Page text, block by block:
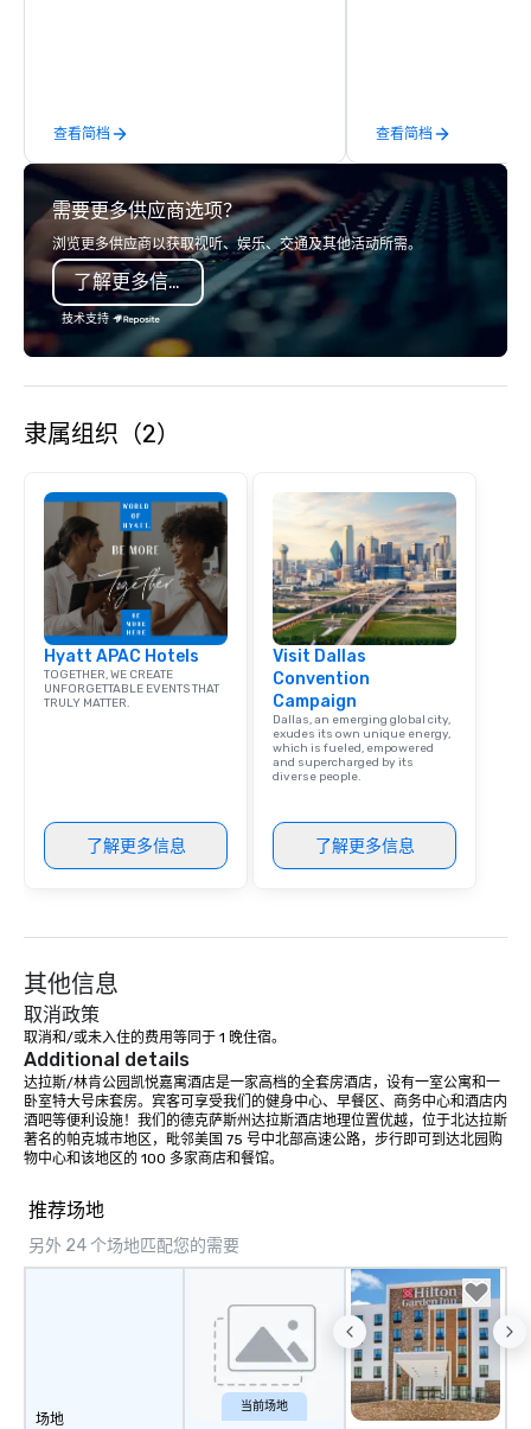
查看简档
fleet, nationwide
modern technology
to deliver reliable,
experiences. We also
hotel room blockings
as we own an
查看简档
需要更多供应商选项？
浏览更多供应商以获取视听、娱乐、交通及其他活动所需。
了解更多信息
技术支持
隶属组织（2）
Hyatt APAC Hotels
TOGETHER, WE CREATE
UNFORGETTABLE EVENTS THAT
TRULY MATTER.
了解更多信息
Visit Dallas
Convention
Campaign
Dallas, an emerging global city,
exudes its own unique energy,
which is fueled, empowered
and supercharged by its
diverse people.
了解更多信息
其他信息
取消政策
取消和/或未入住的费用等同于 1 晚住宿。
Additional details
达拉斯/林肯公园凯悦嘉寓酒店是一家高档的全套房酒店，设有一室公寓和一
卧室特大号床套房。宾客可享受我们的健身中心、早餐区、商务中心和酒店内
酒吧等便利设施！我们的德克萨斯州达拉斯酒店地理位置优越，位于北达拉斯
著名的帕克城市地区，毗邻美国 75 号中北部高速公路，步行即可到达北园购
物中心和该地区的 100 多家商店和餐馆。
推荐场地
另外 24 个场地匹配您的需要
场地
当前场地